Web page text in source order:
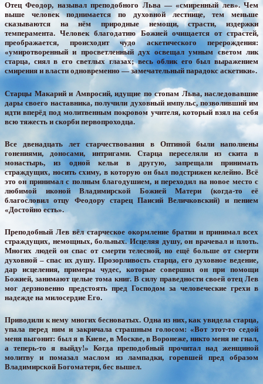
Отец Феодор, называл преподобного Льва — «смиренный лев». Чем
выше человек поднимается по духовной лестнице, тем меньше
сказываются на нём природные немощи, страсти, издержки
темперамента. Человек благодатию Божией очищается от страстей,
преображается, происходит чудо аскетического перерождения:
«умиротворенный и просветленный дух освещал умным светом лик
старца, сиял в его светлых глазах; весь облик его был выражением
смирения и власти одновременно — замечательный парадокс аскетики».
Старцы Макарий и Амвросий, идущие по стопам Льва, наследовавшие
дары своего наставника, получили духовный импульс, позволивший им
идти вперёд под молитвенным покровом учителя, который взял на себя
всю тяжесть и скорби первопроходца.
Все двенадцать лет старчествования в Оптиной были наполнены
гонениями, доносами, интригами. Старца переселяли из скита в
монастырь, из одной кельи в другую, запрещали принимать
страждущих, носить схиму, в которую он был подстрижен келейно. Всё
это он принимал с полным благодушием, и переходил на новое место с
любимой иконой Владимирской Божией Матери (когда-то её
благословил отцу Феодору старец Паисий Величковский) и пением
«Достойно есть».
Преподобный Лев вёл старческое окормление братии и принимал всех
страждущих, немощных, больных. Исцеляя душу, он врачевал и плоть.
Многих людей он спас от смерти телесной, но ещё больше от смерти
духовной – спас их душу. Прозорливость старца, его духовное ведение,
дар исцеления, примеры чудес, которые совершил он при помощи
Божией, занимают целые тома книг. В силу праведности своей отец Лев
мог дерзновенно предстоять пред Господом за человеческие грехи в
надежде на милосердие Его.
Приводили к нему многих бесноватых. Одна из них, как увидела старца,
упала перед ним и закричала страшным голосом: «Вот этот-то седой
меня выгонит: был я в Киеве, в Москве, в Воронеже, никто меня не гнал,
а теперь-то я выйду!» Когда преподобный прочитал над женщиной
молитву и помазал маслом из лампадки, горевшей пред образом
Владимирской Богоматери, бес вышел.